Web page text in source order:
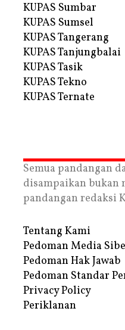
KUPAS Sumbar
KUPAS Sumsel
KUPAS Tangerang
KUPAS Tanjungbalai
KUPAS Tasik
KUPAS Tekno
KUPAS Ternate
Semua pandangan
disampaikan bukan
pandangan redaksi
Tentang Kami
Pedoman Media
Pedoman Hak Jawab
Pedoman Standar
Privacy Policy
Periklanan